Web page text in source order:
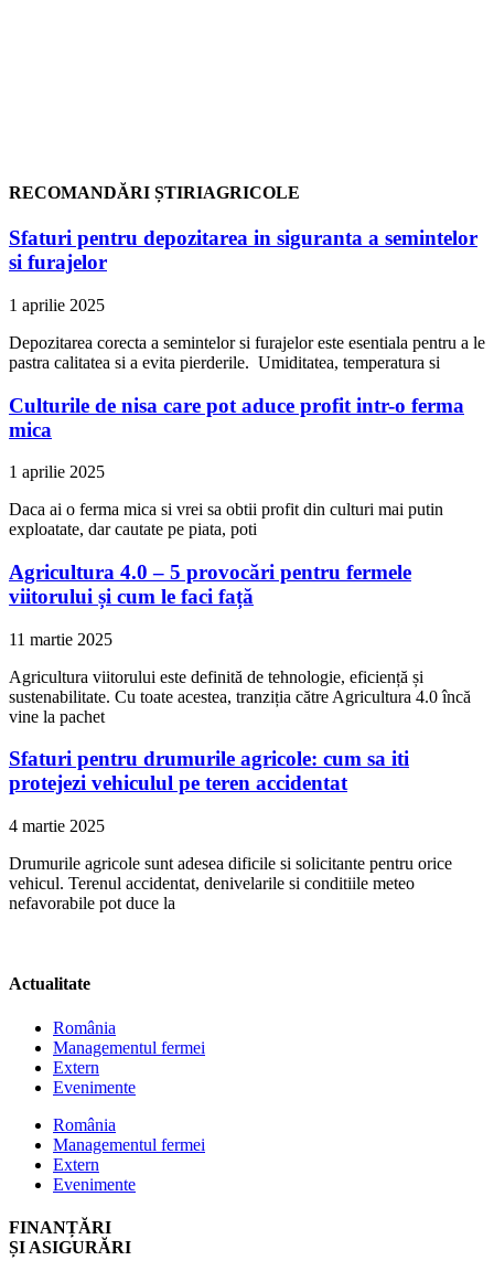
RECOMANDĂRI ȘTIRIAGRICOLE
Sfaturi pentru depozitarea in siguranta a semintelor
si furajelor
1 aprilie 2025
Depozitarea corecta a semintelor si furajelor este esentiala pentru a le
pastra calitatea si a evita pierderile. Umiditatea, temperatura si
Culturile de nisa care pot aduce profit intr-o ferma
mica
1 aprilie 2025
Daca ai o ferma mica si vrei sa obtii profit din culturi mai putin
exploatate, dar cautate pe piata, poti
Agricultura 4.0 – 5 provocări pentru fermele
viitorului și cum le faci față
11 martie 2025
Agricultura viitorului este definită de tehnologie, eficiență și
sustenabilitate. Cu toate acestea, tranziția către Agricultura 4.0 încă
vine la pachet
Sfaturi pentru drumurile agricole: cum sa iti
protejezi vehiculul pe teren accidentat
4 martie 2025
Drumurile agricole sunt adesea dificile si solicitante pentru orice
vehicul. Terenul accidentat, denivelarile si conditiile meteo
nefavorabile pot duce la
Actualitate
România
Managementul fermei
Extern
Evenimente
România
Managementul fermei
Extern
Evenimente
FINANȚĂRI
ȘI ASIGURĂRI